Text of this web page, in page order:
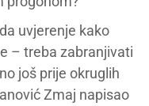
uvjerenje kako
– treba zabranjivati
još prije okruglih
Zmaj napisao